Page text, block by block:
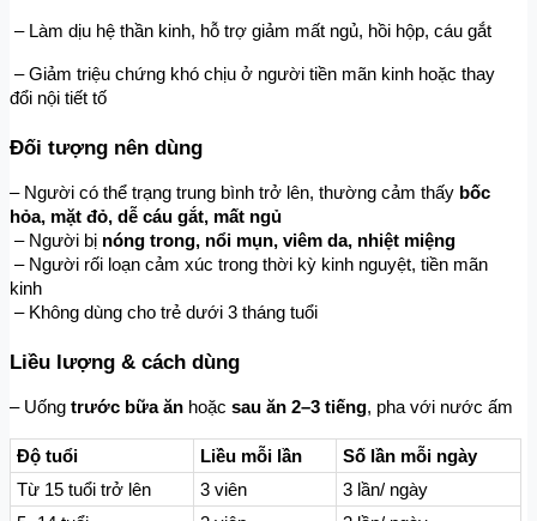
– Làm dịu hệ thần kinh, hỗ trợ giảm mất ngủ, hồi hộp, cáu gắt
– Giảm triệu chứng khó chịu ở người tiền mãn kinh hoặc thay
đổi nội tiết tố
Đối tượng nên dùng
– Người có thể trạng trung bình trở lên, thường cảm thấy bốc
hỏa, mặt đỏ, dễ cáu gắt, mất ngủ
– Người bị nóng trong, nổi mụn, viêm da, nhiệt miệng
kinh
– Không dùng cho trẻ dưới 3 tháng tuổi
Liều lượng & cách dùng
– Uống trước bữa ăn hoặc sau ăn 2–3 tiếng, pha với nước ấm
Độ tuổi Liều mỗi lần
Số lần mỗi ngày
Từ 15 tuổi trở lên
3 viên 3 lần/ ngày